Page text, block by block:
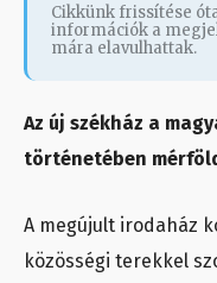
Cikkünk frissítése
információk a
mára elavulhattak.
Az új székház a
történetében
A megújult irodaház
közösségi terekkel